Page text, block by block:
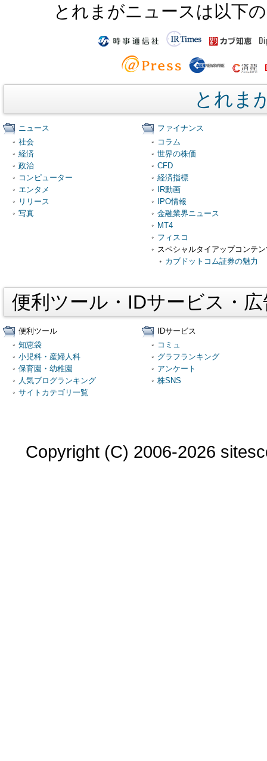
とれまがニュースは以下
とれま
ニュース
社会
経済
政治
コンピューター
エンタメ
リリース
写真
ファイナンス
コラム
世界の株価
CFD
経済指標
IR動画
IPO情報
金融業界ニュース
MT4
フィスコ
スペシャルタイアップコンテ
カブドットコム証券の魅力
便利ツール・IDサービス・
便利ツール
知恵袋
小児科・産婦人科
保育園・幼稚園
人気ブログランキング
サイトカテゴリ一覧
IDサービス
コミュ
グラフランキング
アンケート
株SNS
Copyright (C) 2006-2026